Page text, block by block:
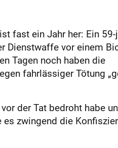
fast ein Jahr her: Ein
Dienstwaffe vor einem
Tagen noch haben die
fahrlässiger Tötung
der Tat bedroht habe
zwingend die